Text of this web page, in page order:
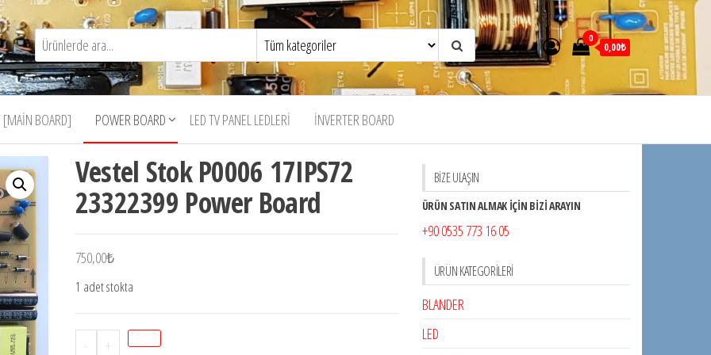
0
0,00₺
[MAIN BOARD] POWER BOARD LED TV PANEL LEDLERI İNVERTER BOARD
Vestel Stok P0006 17IPS72
23322399 Power Board
750,00₺
1 adet stokta
-
Vestel
+
BİZE ULAŞIN
ÜRÜN SATIN ALMAK İÇİN BİZİ ARAYIN
+90 0535 773 16 05
ÜRÜN KATEGORILERI
BLANDER
LED